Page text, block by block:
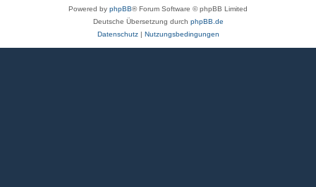
Powered by phpBB® Forum Software © phpBB Limited
Deutsche Übersetzung durch phpBB.de
Datenschutz| Nutzungsbedingungen